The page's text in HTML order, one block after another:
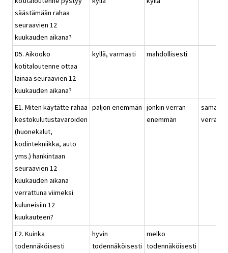
säästämään rahaa
seuraavien 12
kuukauden aikana?
D5. Aikooko
kotitaloutenne ottaa
lainaa seuraavien 12
kuukauden aikana?
kyllä, varmasti mahdollisesti
E1. Miten käytätte rahaa
kestokulutustavaroiden
(huonekalut,
kodintekniikka, auto
yms.) hankintaan
seuraavien 12
kuukauden aikana
verrattuna viimeksi
kuluneisiin 12
kuukauteen?
paljon enemmän jonkin verran
enemmän
saman
verran
E2. Kuinka
todennäköisesti
hyvin
todennäköisesti
melko
todennäköisesti